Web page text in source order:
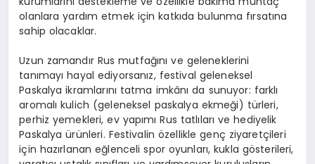
olanlara yardım etmek için katkıda bulunma fırsatına
sahip olacaklar.
Uzun zamandır Rus mutfağını ve geleneklerini
tanımayı hayal ediyorsanız, festival geleneksel
Paskalya ikramlarını tatma imkânı da sunuyor: farklı
aromalı kulich (geleneksel paskalya ekmeği) türleri,
perhiz yemekleri, ev yapımı Rus tatlıları ve hediyelik
Paskalya ürünleri. Festivalin özellikle genç ziyaretçileri
için hazırlanan eğlenceli spor oyunları, kukla gösterileri,